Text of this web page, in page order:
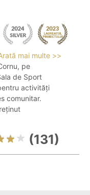
mai multe >>
pe
de Sport
activități
comunitar.
(131)